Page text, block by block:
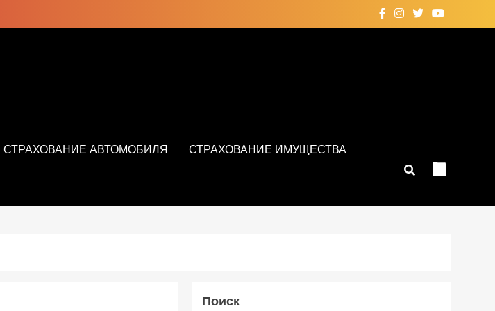
СТРАХОВАНИЕ АВТОМОБИЛЯ СТРАХОВАНИЕ ИМУЩЕСТВА
Поиск